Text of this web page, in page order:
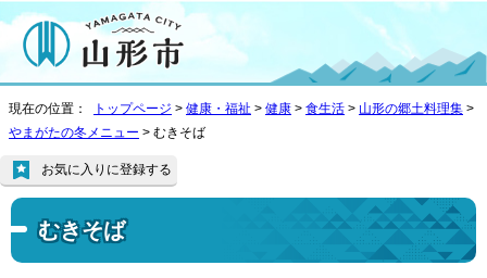
現在の位置： トップページ > 健康・福祉 > 健康 > 食生活 > 山形の郷土料理集 >
やまがたの冬メニュー > むきそば
むきそば
お気に入りに登録する